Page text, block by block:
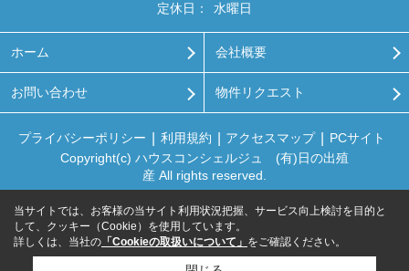
定休日：
水曜日
ホーム 会社概要
お問い合わせ 物件リクエスト
プライバシーポリシー 利用規約 アクセスマップ
PCサイト
Copyright(c) ハウスコンシェルジュ (有)日の出殖
産 All rights reserved.
当サイトでは、お客様の当サイト利用状況把握、サービス向上検討を目的と
して、クッキー（Cookie）を使用しています。
詳しくは、当社の 「Cookieの取扱いについて」 をご確認ください。